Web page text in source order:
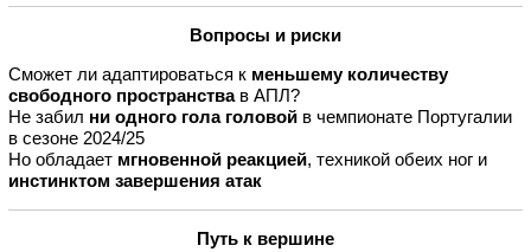
Вопросы и риски
Сможет ли адаптироваться к меньшему количеству
свободного пространствав АПЛ?
Не забил ни одного гола головой в чемпионате Португалии
в сезоне 2024/25
Но обладает мгновенной реакцией, техникой обеих ног и
инстинктом завершения атак
Путь к вершине